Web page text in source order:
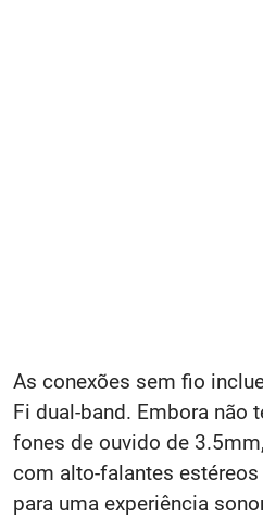
As conexões sem fio
Fi dual-band. Embora não
fones de ouvido de
com alto-falantes
para uma experiência